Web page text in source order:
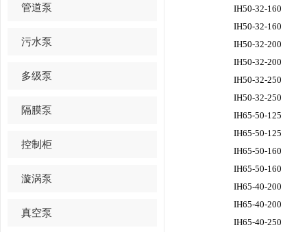
管道泵
污水泵
多级泵
隔膜泵
控制柜
漩涡泵
真空泵
IH50-32-160
IH50-32-160
IH50-32-200
IH50-32-200
IH50-32-250
IH50-32-250
IH65-50-125
IH65-50-125
IH65-50-160
IH65-50-160
IH65-40-200
IH65-40-200
IH65-40-250